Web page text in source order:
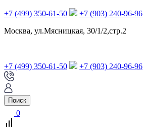
+7 (499) 350-61-50 +7 (903) 240-96-96
Москва, ул.Мясницкая, 30/1/2,стр.2
+7 (499) 350-61-50 +7 (903) 240-96-96
Поиск
0